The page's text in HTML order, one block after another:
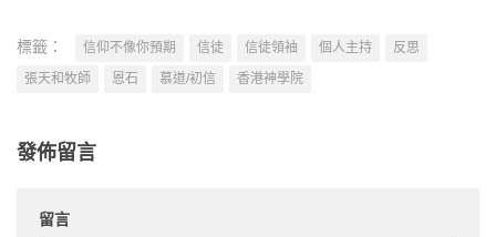
標籤： 信仰不像你預期 信徒 信徒領袖 個人主持
反思
張天和牧師
恩石 慕道/初信 香港神學院
發佈留言
留言